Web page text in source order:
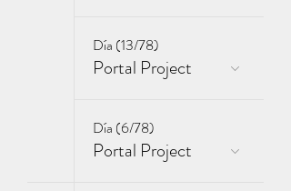
Día (13/78)
Portal Project
Día (6/78)
Portal Project